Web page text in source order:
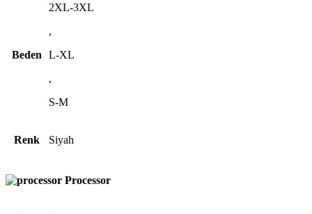
Beden
2XL-3XL
,
L-XL
,
S-M
Renk Siyah
Processor